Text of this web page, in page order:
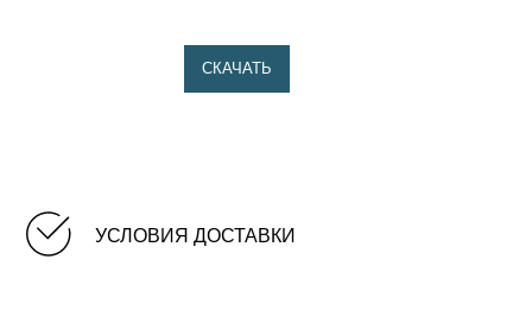
CКАЧАТЬ
УСЛОВИЯ ДОСТАВКИ